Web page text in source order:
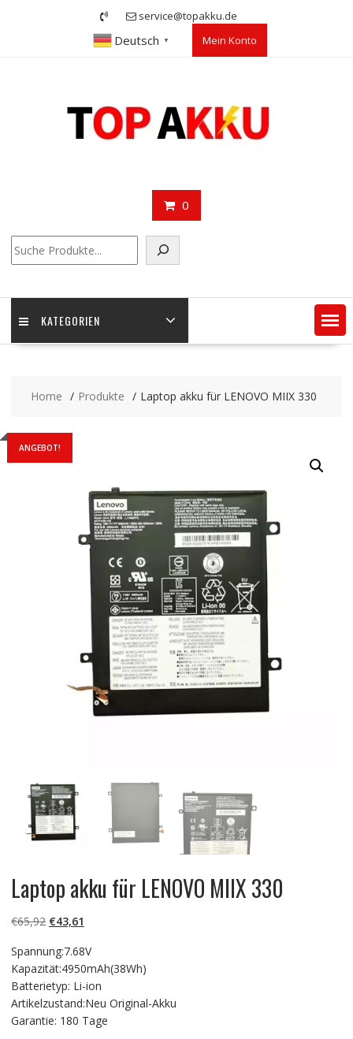
service@topakku.de
Deutsch ▼ Mein Konto
0
KATEGORIEN
Home Produkte Laptop akku für LENOVO MIIX 330
ANGEBOT!
Laptop akku für LENOVO MIIX 330
€65,92 Ursprünglicher
war:
€65,92
€43,61
ist:
€43,61.
Spannung:7.68V
Kapazität:4950mAh(38Wh)
Batterietyp: Li-ion
Artikelzustand:Neu Original-Akku
Garantie: 180 Tage